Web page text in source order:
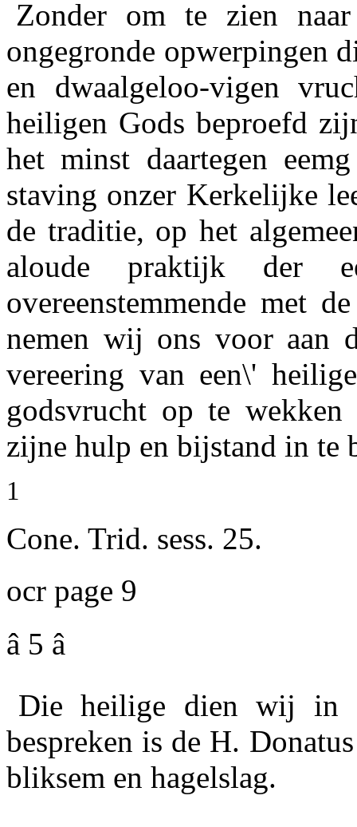
Zonder om te zien
ongegronde opwerpingen
en dwaalgeloo-vigen
heiligen Gods beproefd
het minst daartegen
staving onzer Kerkelijke
de traditie, op het
aloude praktijk der
overeenstemmende met
nemen wij ons voor aan
vereering van een\'
godsvrucht op te
zijne hulp en bijstand in te
1
Cone. Trid. sess. 25.
ocr page 9
â 5 â
Die heilige dien wij in
bespreken is de H.
bliksem en hagelslag.